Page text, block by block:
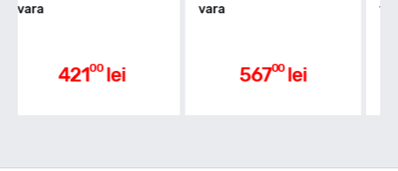
B
Aderenta pe carosabil ud
vara
56700 lei
vara
69200 lei